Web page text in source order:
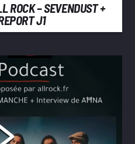
ROCK – SEVENDUST +
J1